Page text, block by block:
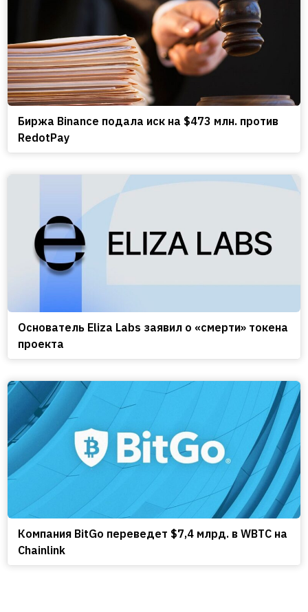
Биржа Binance подала иск на $473 млн. против
RedotPay
Основатель Eliza Labs заявил о «смерти» токена
проекта
Компания BitGo переведет $7,4 млрд. в WBTC на
Chainlink